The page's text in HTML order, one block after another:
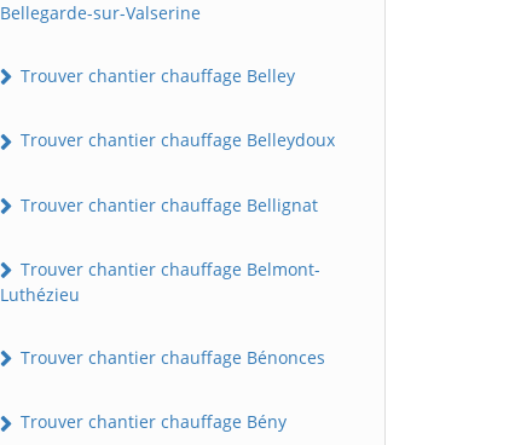
Bellegarde-sur-Valserine
Trouver chantier chauffage Belley
Trouver chantier chauffage Belleydoux
Trouver chantier chauffage Bellignat
Trouver chantier chauffage Belmont-
Luthézieu
Trouver chantier chauffage Bénonces
Trouver chantier chauffage Bény